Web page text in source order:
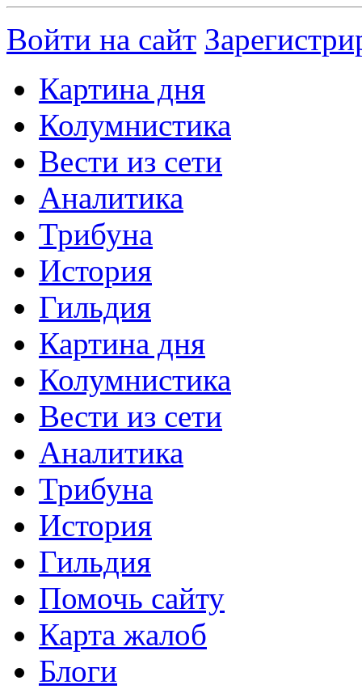
Войти на сайт
Картина дня
Колумнистика
Вести из сети
Аналитика
Трибуна
История
Гильдия
Картина дня
Колумнистика
Вести из сети
Аналитика
Трибуна
История
Гильдия
Помочь сайту
Карта жалоб
Блоги